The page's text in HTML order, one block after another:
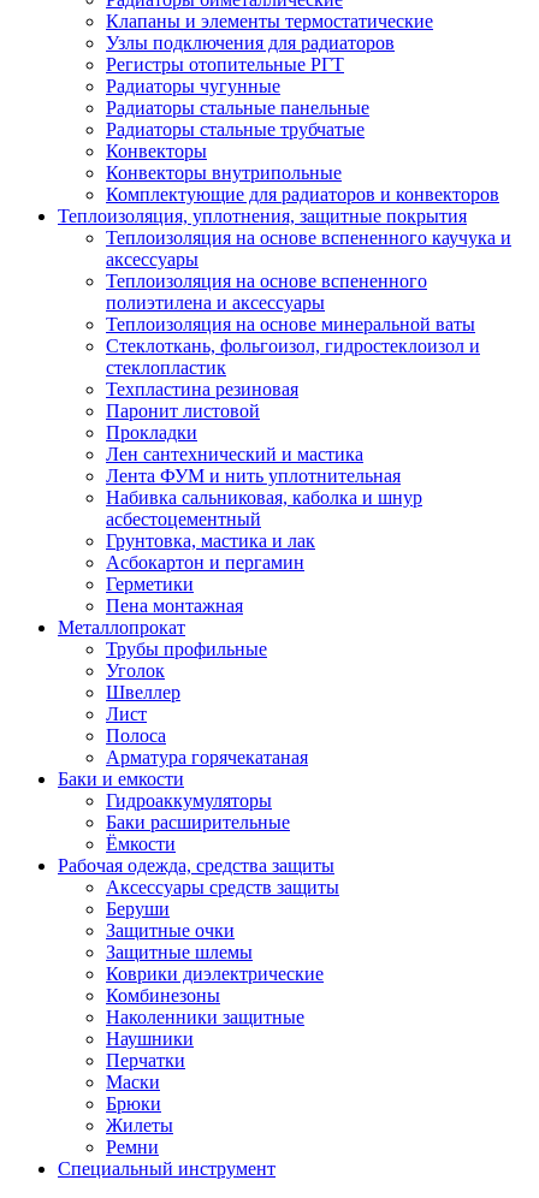
Клапаны и элементы термостатические
Узлы подключения для радиаторов
Регистры отопительные РГТ
Радиаторы чугунные
Радиаторы стальные панельные
Радиаторы стальные трубчатые
Конвекторы
Конвекторы внутрипольные
Комплектующие для радиаторов и конвекторов
Теплоизоляция, уплотнения, защитные покрытия
Теплоизоляция на основе вспененного каучука и
аксессуары
Теплоизоляция на основе вспененного
полиэтилена и аксессуары
Теплоизоляция на основе минеральной ваты
Стеклоткань, фольгоизол, гидростеклоизол и
стеклопластик
Техпластина резиновая
Паронит листовой
Прокладки
Лен сантехнический и мастика
Лента ФУМ и нить уплотнительная
Набивка сальниковая, каболка и шнур
асбестоцементный
Грунтовка, мастика и лак
Асбокартон и пергамин
Герметики
Пена монтажная
Металлопрокат
Трубы профильные
Уголок
Швеллер
Лист
Полоса
Арматура горячекатаная
Баки и емкости
Гидроаккумуляторы
Баки расширительные
Ёмкости
Рабочая одежда, средства защиты
Аксессуары средств защиты
Беруши
Защитные очки
Защитные шлемы
Коврики диэлектрические
Комбинезоны
Наколенники защитные
Наушники
Перчатки
Маски
Брюки
Жилеты
Ремни
Специальный инструмент